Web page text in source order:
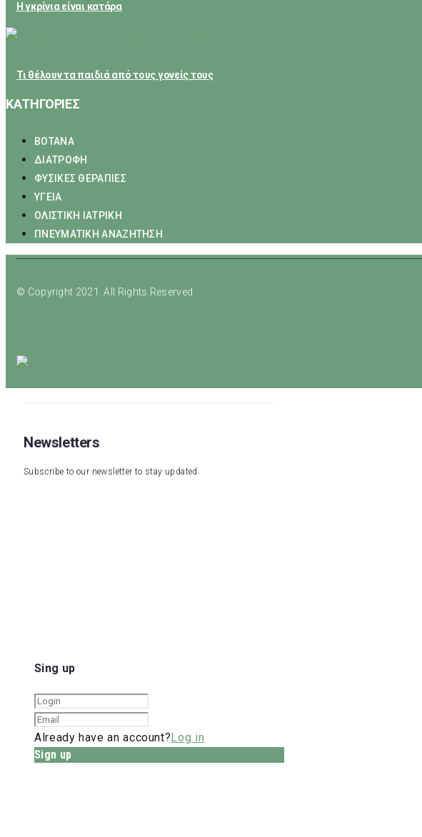
Η γκρίνια είναι κατάρα
Τι θέλουν τα παιδιά από τους γονείς τους
ΚΑΤΗΓΟΡΙΕΣ
ΒΟΤΑΝΑ
ΔΙΑΤΡΟΦΗ
ΦΥΣΙΚΕΣ ΘΕΡΑΠΙΕΣ
ΥΓΕΙΑ
ΟΛΙΣΤΙΚΗ ΙΑΤΡΙΚΗ
ΠΝΕΥΜΑΤΙΚΗ ΑΝΑΖΗΤΗΣΗ
© Copyright 2021. All Rights Reserved
Newsletters
Subscribe to our newsletter to stay updated.
Sing up
Already have an account?Log in
Sign up